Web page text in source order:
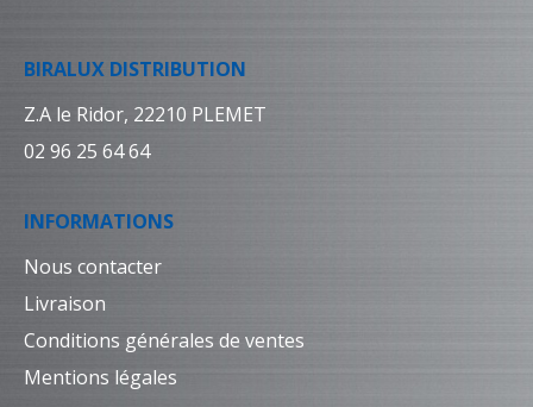
BIRALUX DISTRIBUTION
Z.A le Ridor, 22210 PLEMET
02 96 25 64 64
INFORMATIONS
Nous contacter
Livraison
Conditions générales de ventes
Mentions légales